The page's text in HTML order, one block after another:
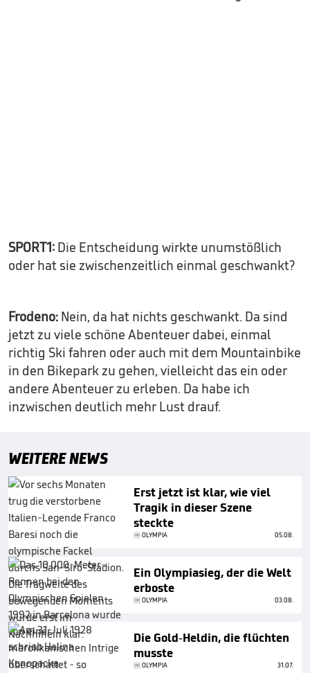
SPORT1: Die Entscheidung wirkte unumstößlich
oder hat sie zwischenzeitlich einmal geschwankt?
Frodeno: Nein, da hat nichts geschwankt. Da sind
jetzt zu viele schöne Abenteuer dabei, einmal
richtig Ski fahren oder auch mit dem Mountainbike
in den Bikepark zu gehen, vielleicht das ein oder
andere Abenteuer zu erleben. Da habe ich
inzwischen deutlich mehr Lust drauf.
WEITERE NEWS
Erst jetzt ist klar, wie viel
Tragik in dieser Szene
steckte
OLYMPIA 05.08.
Ein Olympiasieg, der die Welt
erboste
OLYMPIA 03.08.
Die Gold-Heldin, die flüchten
musste
OLYMPIA 31.07.